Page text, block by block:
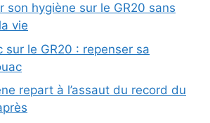
son hygiène sur le GR20 sans
vie
sur le GR20 : repenser sa
repart à l’assaut du record du